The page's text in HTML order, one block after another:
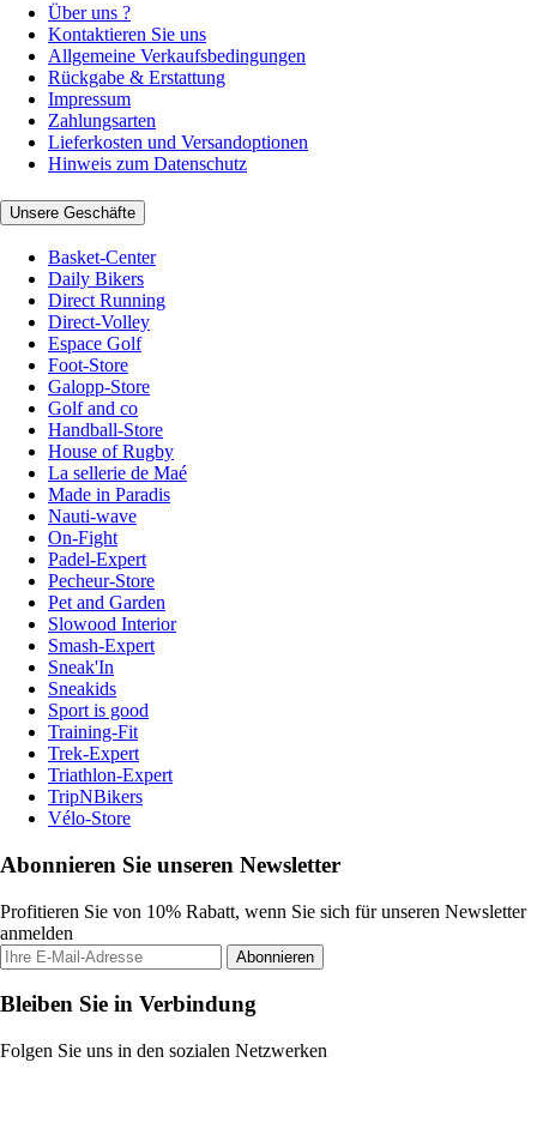
Über uns ?
Kontaktieren Sie uns
Allgemeine Verkaufsbedingungen
Rückgabe & Erstattung
Impressum
Zahlungsarten
Lieferkosten und Versandoptionen
Hinweis zum Datenschutz
Unsere Geschäfte
Basket-Center
Daily Bikers
Direct Running
Direct-Volley
Espace Golf
Foot-Store
Galopp-Store
Golf and co
Handball-Store
House of Rugby
La sellerie de Maé
Made in Paradis
Nauti-wave
On-Fight
Padel-Expert
Pecheur-Store
Pet and Garden
Slowood Interior
Smash-Expert
Sneak'In
Sneakids
Sport is good
Training-Fit
Trek-Expert
Triathlon-Expert
TripNBikers
Vélo-Store
Abonnieren Sie unseren Newsletter
Profitieren Sie von 10% Rabatt, wenn Sie sich für unseren Newsletter
anmelden
Abonnieren
Bleiben Sie in Verbindung
Folgen Sie uns in den sozialen Netzwerken